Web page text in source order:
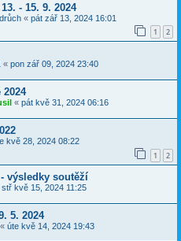
- 15. 9. 2024
« pát zář 13, 2024 16:01
1 2
« pon zář 09, 2024 23:40
2024
« pát kvě 31, 2024 06:16
kvě 28, 2024 08:22
1 2
výsledky soutěží
stř kvě 15, 2024 11:25
5. 2024
« úte kvě 14, 2024 19:43